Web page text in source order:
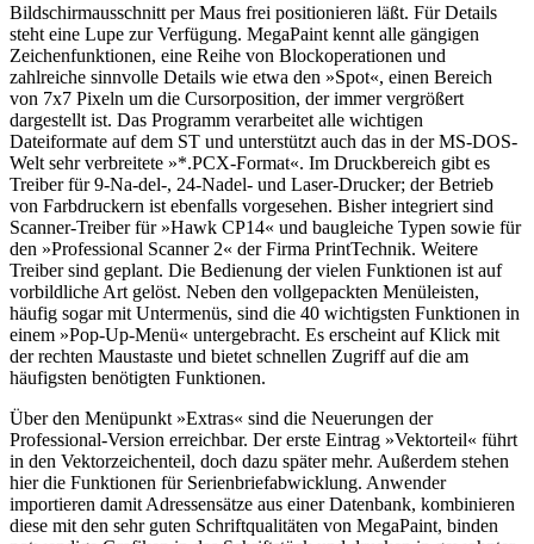
Bildschirmausschnitt per Maus frei positionieren läßt. Für Details
steht eine Lupe zur Verfügung. MegaPaint kennt alle gängigen
Zeichenfunktionen, eine Reihe von Blockoperationen und
zahlreiche sinnvolle Details wie etwa den »Spot«, einen Bereich
von 7x7 Pixeln um die Cursorposition, der immer vergrößert
dargestellt ist. Das Programm verarbeitet alle wichtigen
Dateiformate auf dem ST und unterstützt auch das in der MS-DOS-
Welt sehr verbreitete »*.PCX-Format«. Im Druckbereich gibt es
Treiber für 9-Na-del-, 24-Nadel- und Laser-Drucker; der Betrieb
von Farbdruckern ist ebenfalls vorgesehen. Bisher integriert sind
Scanner-Treiber für »Hawk CP14« und baugleiche Typen sowie für
den »Professional Scanner 2« der Firma PrintTechnik. Weitere
Treiber sind geplant. Die Bedienung der vielen Funktionen ist auf
vorbildliche Art gelöst. Neben den vollgepackten Menüleisten,
häufig sogar mit Untermenüs, sind die 40 wichtigsten Funktionen in
einem »Pop-Up-Menü« untergebracht. Es erscheint auf Klick mit
der rechten Maustaste und bietet schnellen Zugriff auf die am
häufigsten benötigten Funktionen.
Über den Menüpunkt »Extras« sind die Neuerungen der
Professional-Version erreichbar. Der erste Eintrag »Vektorteil« führt
in den Vektorzeichenteil, doch dazu später mehr. Außerdem stehen
hier die Funktionen für Serienbriefabwicklung. Anwender
importieren damit Adressensätze aus einer Datenbank, kombinieren
diese mit den sehr guten Schriftqualitäten von MegaPaint, binden